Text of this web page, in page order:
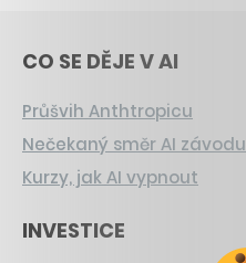
CO SE DĚJE V AI
Průšvih Anthtropicu
Nečekaný směr AI závodu
Kurzy, jak AI vypnout
INVESTICE